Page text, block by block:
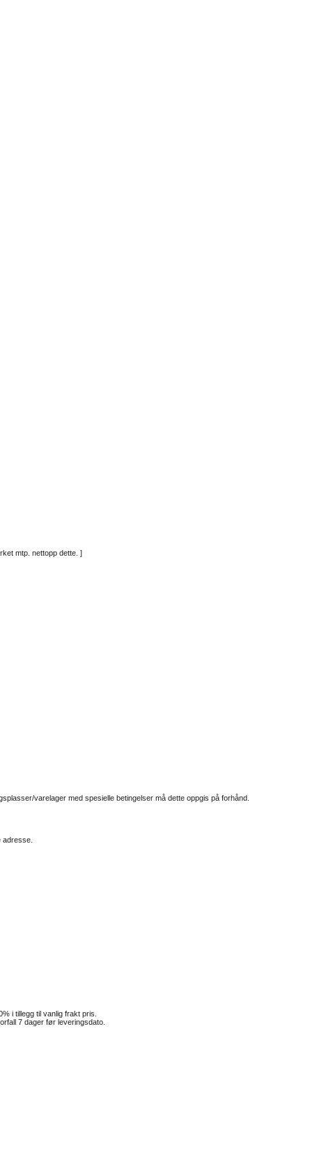
mtp. nettopp dette. ]
varelager med spesielle betingelser må dette oppgis på forhånd.
i tillegg til vanlig frakt pris.
7 dager før leveringsdato.